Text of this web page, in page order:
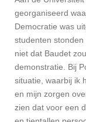
georganiseerd
Democratie was
studenten
niet dat Baudet
demonstratie. Bij
situatie, waarbij ik
en mijn zorgen
zien dat voor een